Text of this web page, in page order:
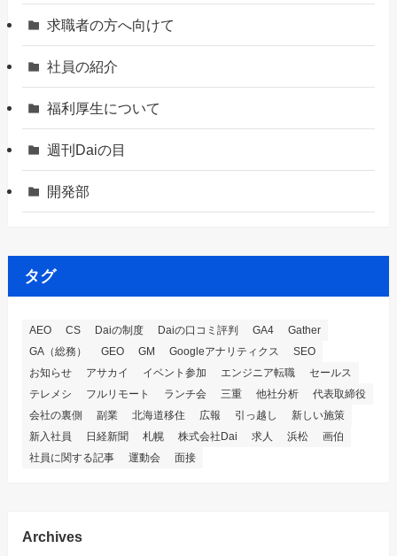
求職者の方へ向けて
社員の紹介
福利厚生について
週刊Daiの目
開発部
タグ
AEO CS Daiの制度 Daiの口コミ評判 GA4
Gather
GA（総務）
GEO GM Googleアナリティクス
SEO
お知らせ
アサカイ イベント参加 エンジニア転職
セールス
テレメシ
フルリモート ランチ会 三重 他社分析
代表取締役
会社の裏側
副業 北海道移住 広報 引っ越し
新しい施策
新入社員
日経新聞 札幌 株式会社Dai 求人 浜松
画伯
社員に関する記事
運動会 面接
Archives